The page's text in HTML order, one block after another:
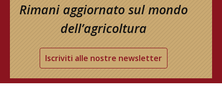
Rimani aggiornato sul mondo
dell’agricoltura
Iscriviti alle nostre newsletter